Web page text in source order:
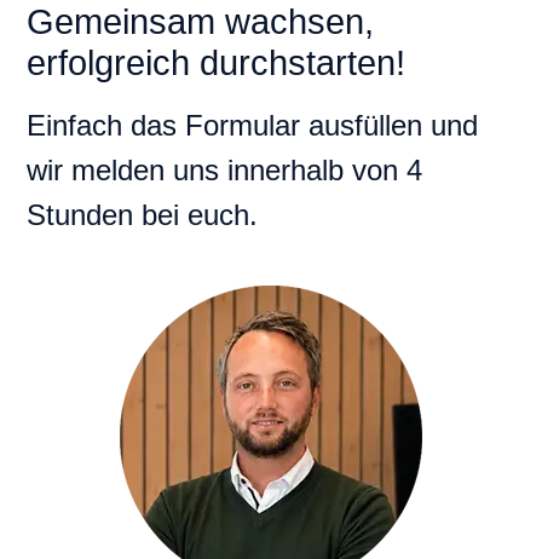
Gemeinsam wachsen,
erfolgreich durchstarten!
Einfach das Formular ausfüllen und
wir melden uns innerhalb von 4
Stunden bei euch.